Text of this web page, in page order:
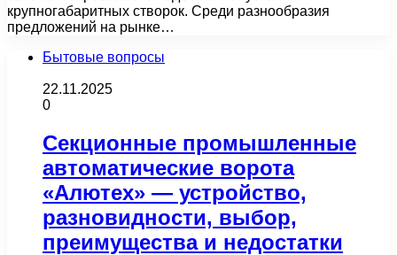
крупногабаритных створок. Среди разнообразия
предложений на рынке…
Бытовые вопросы
22.11.2025
0
Секционные промышленные
автоматические ворота
«Алютех» — устройство,
разновидности, выбор,
преимущества и недостатки